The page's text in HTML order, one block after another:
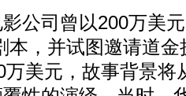
司曾以200万美元
本，并试图邀请道
美元，故事背景将